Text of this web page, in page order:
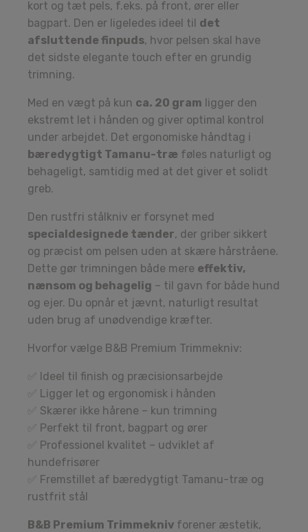
kort og tæt pels, f.eks. på front, ører eller
bagpart. Den er ligeledes ideel til det
afsluttende finpuds, hvor pelsen skal have
det sidste elegante touch efter en grundig
trimning.
Med en vægt på kun ca. 20 gram ligger den
ekstremt let i hånden og giver optimal kontrol
under arbejdet. Det ergonomiske håndtag i
bæredygtigt Tamanu-træ føles naturligt og
behageligt, samtidig med at det giver et solidt
greb.
Den rustfri stålkniv er forsynet med
specialdesignede tænder, der griber sikkert
og præcist om pelsen uden at skære hårstråene.
Dette gør trimningen både mere effektiv,
nænsom og behagelig – til gavn for både hund
og ejer. Du opnår et jævnt, naturligt resultat
uden brug af unødvendige kræfter.
Hvorfor vælge B&B Premium Trimmekniv:
✅ Ideel til finish og præcisionsarbejde
✅ Ligger let og ergonomisk i hånden
✅ Skærer ikke hårene – kun trimning
✅ Perfekt til front, bagpart og ører
✅ Professionel kvalitet – udviklet af
hundefrisører
✅ Fremstillet af bæredygtigt Tamanu-træ og
rustfrit stål
B&B Premium Trimmekniv forener æstetik,